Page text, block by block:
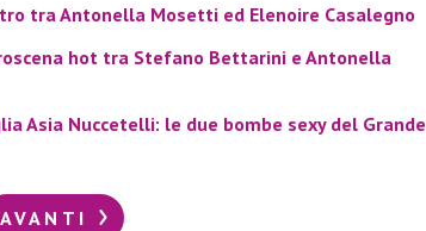
tra Antonella Mosetti ed Elenoire Casalegno
hot tra Stefano Bettarini e Antonella
Asia Nuccetelli: le due bombe sexy del Grande
AVANTI